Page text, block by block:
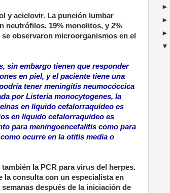
y aciclovir. La punción lumbar
neutrófilos, 19% monolitos, y 2%
observaron microorganismos en el
sin embargo tienen que responder
en piel, y el paciente tiene una
tener meningitis neumocóccica
por Listeria monocytogenes, la
en líquido cefalorraquídeo es
en líquido cefalorraquídeo es
para meningoencefalitis como para
ocurre en la otitis media o
la PCR para virus del herpes.
la consulta con un especialista en
después de la iniciación de
►
►
►
▼